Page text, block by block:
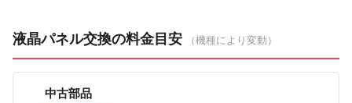
液晶パネル交換の料金目安 （機種により変動）
中古部品